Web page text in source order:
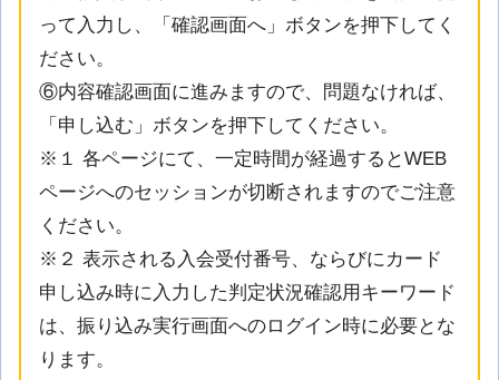
って入力し、「確認画面へ」ボタンを押下してく
ださい。
⑥内容確認画面に進みますので、問題なければ、
「申し込む」ボタンを押下してください。
※１ 各ページにて、一定時間が経過するとWEB
ページへのセッションが切断されますのでご注意
ください。
※２ 表示される入会受付番号、ならびにカード
申し込み時に入力した判定状況確認用キーワード
は、振り込み実行画面へのログイン時に必要とな
ります。